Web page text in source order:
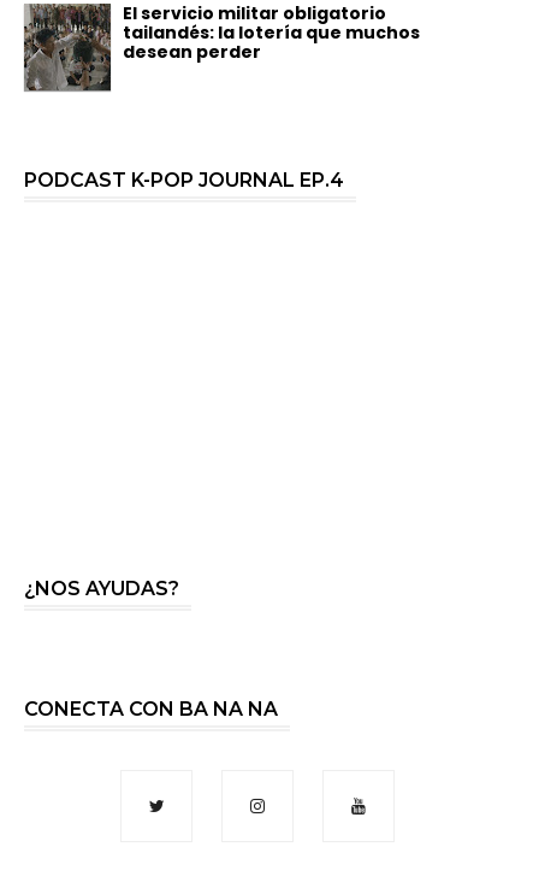
El servicio militar obligatorio
tailandés: la lotería que muchos
desean perder
PODCAST K-POP JOURNAL EP.4
¿NOS AYUDAS?
CONECTA CON BA NA NA